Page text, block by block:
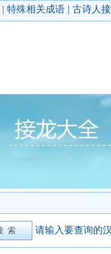
特殊相关成语 古诗人
请输入要查询的